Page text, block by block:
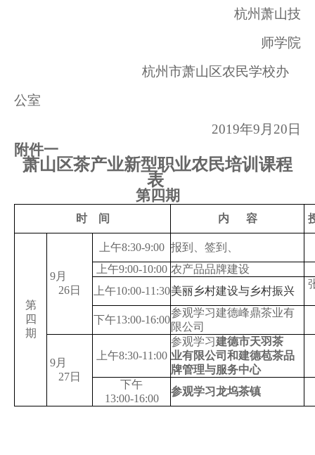
杭州萧山技
师学院
杭州市萧山区农民学校办
公室
2019年9月 20 日
附件一
萧山区茶产业新型职业农民培训课程
表
第四期
时 间 内 容
第
四
期
9月
26日
上午8:30-9:00 报到、签到、
上午9:00-10:00 农产品品牌建设
上午10:00-11:30美丽乡村建设与乡村振兴
下午13:00-16:00
参观学习建德峰鼎茶业有
限公司
9月
27日
上午8:30-11:00
参观学习建德市天羽茶
业有限公司和建德苞茶品
牌管理与服务中心
下午
13:00-16:00
参观学习龙坞茶镇